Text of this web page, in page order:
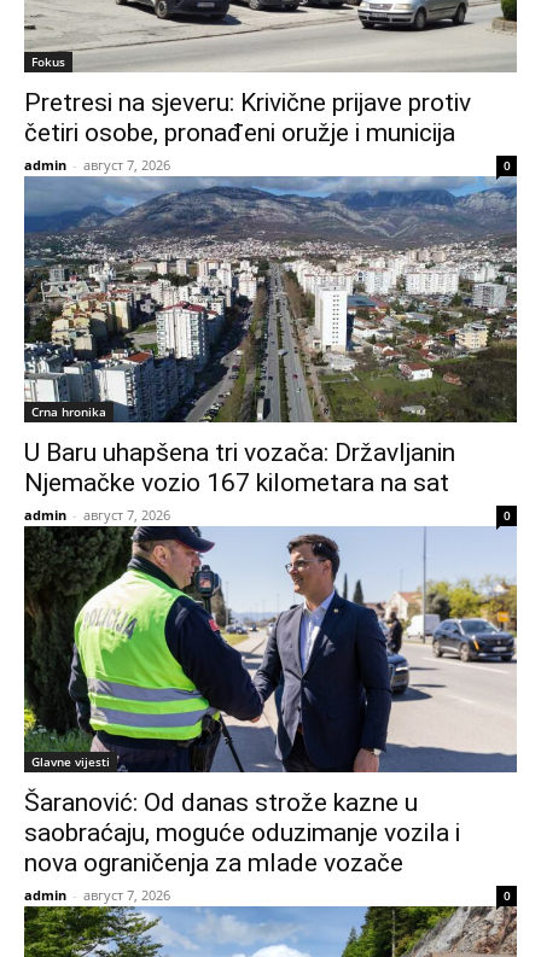
Fokus
Pretresi na sjeveru: Krivične prijave protiv
četiri osobe, pronađeni oružje i municija
admin - август 7, 2026 0
Crna hronika
U Baru uhapšena tri vozača: Državljanin
Njemačke vozio 167 kilometara na sat
admin - август 7, 2026 0
Glavne vijesti
Šaranović: Od danas strože kazne u
saobraćaju, moguće oduzimanje vozila i
nova ograničenja za mlade vozače
admin - август 7, 2026 0